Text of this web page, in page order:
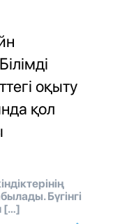
оқыту
қол
Бүгінгі
[…]